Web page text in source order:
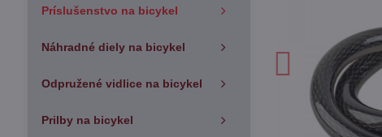
Príslušenstvo na bicykel
Náhradné diely na bicykel
Odpružené vidlice na bicykel
Prilby na bicykel